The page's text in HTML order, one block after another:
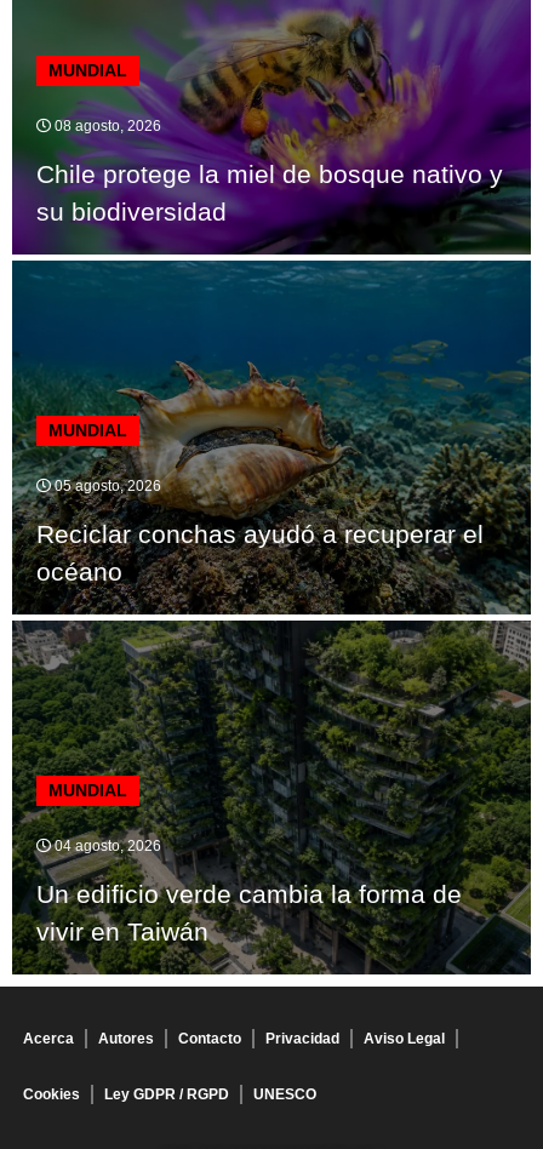
MUNDIAL
08 agosto, 2026
Chile protege la miel de bosque nativo y
su biodiversidad
MUNDIAL
05 agosto, 2026
Reciclar conchas ayudó a recuperar el
océano
MUNDIAL
04 agosto, 2026
Un edificio verde cambia la forma de
vivir en Taiwán
Acerca Autores Contacto Privacidad Aviso Legal
Cookies Ley GDPR / RGPD UNESCO